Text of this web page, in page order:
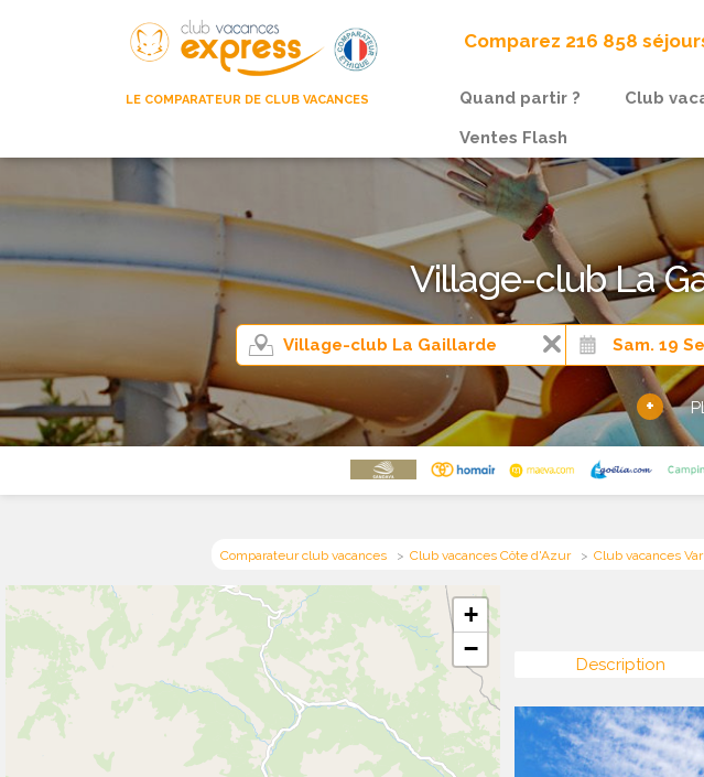
LE COMPARATEUR DE CLUB VACANCES
Comparez 216 858
Quand partir ? Club
Ventes Flash
Village-club La
+
Comparateur club vacances Club vacances Côte d'Azur Club vacances Var
+
−
Description